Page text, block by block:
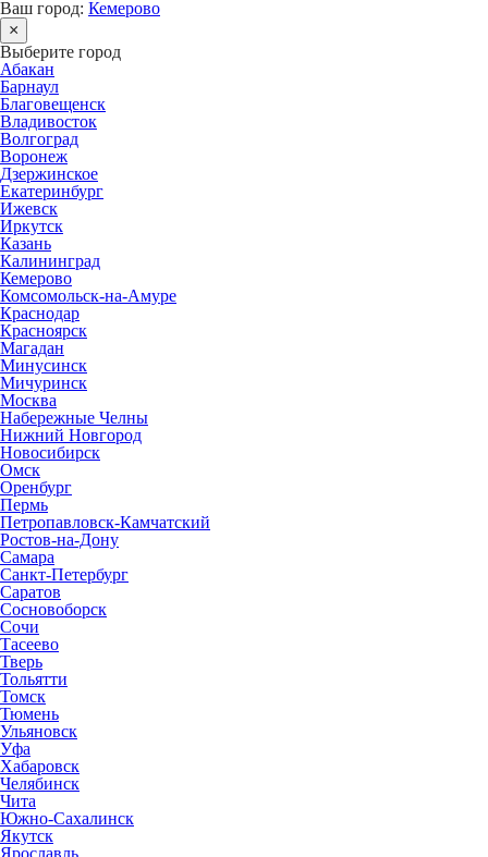
Ваш город: Кемерово
×
Выберите город
Абакан
Барнаул
Благовещенск
Владивосток
Волгоград
Воронеж
Дзержинское
Екатеринбург
Ижевск
Иркутск
Казань
Калининград
Кемерово
Комсомольск-на-Амуре
Краснодар
Красноярск
Магадан
Минусинск
Мичуринск
Москва
Набережные Челны
Нижний Новгород
Новосибирск
Омск
Оренбург
Пермь
Петропавловск-Камчатский
Ростов-на-Дону
Самара
Санкт-Петербург
Саратов
Сосновоборск
Сочи
Тасеево
Тверь
Тольятти
Томск
Тюмень
Ульяновск
Уфа
Хабаровск
Челябинск
Чита
Южно-Сахалинск
Якутск
Ярославль